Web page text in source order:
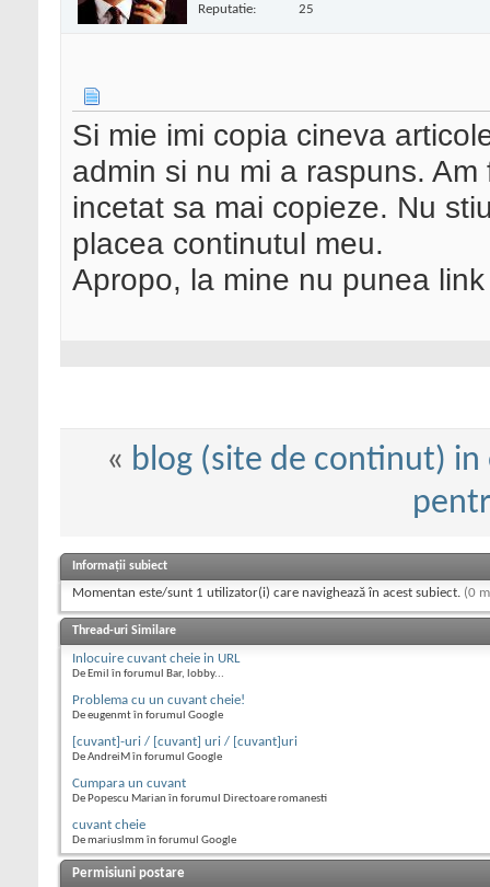
Reputatie: 25
Si mie imi copia cineva
admin si nu mi a raspuns.
incetat sa mai copieze. Nu
placea continutul meu.
Apropo, la mine nu punea
« blog (site de continut) in
Informații subiect
Momentan este/sunt 1 utilizator(i) care navighează în acest subiect. (0
Thread-uri Similare
Inlocuire cuvant cheie in URL
De Emil în forumul Bar, lobby...
Problema cu un cuvant cheie!
De eugenmt în forumul Google
[cuvant]-uri / [cuvant] uri / [cuvant]uri
De AndreiM în forumul Google
Cumpara un cuvant
De Popescu Marian în forumul Directoare romanesti
cuvant cheie
De mariuslmm în forumul Google
Permisiuni postare